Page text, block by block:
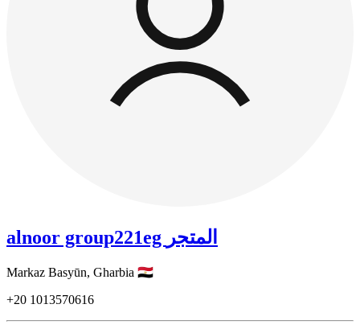
alnoor group221eg المتجر
Markaz Basyūn, Gharbia 🇪🇬
+20 1013570616